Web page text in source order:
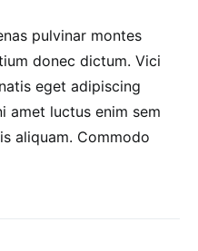
pulvinar montes
donec dictum. Vici
eget adipiscing
amet luctus enim sem
aliquam. Commodo